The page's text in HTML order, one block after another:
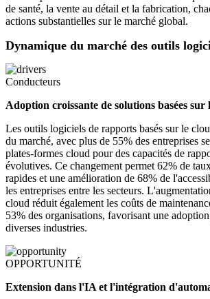
de santé, la vente au détail et la fabrication,
actions substantielles sur le marché global.
Dynamique du marché des outils
Conducteurs
Adoption croissante de solutions basées sur
Les outils logiciels de rapports basés sur le
du marché, avec plus de 55% des entreprises
plates-formes cloud pour des capacités de
évolutives. Ce changement permet 62% de
rapides et une amélioration de 68% de
les entreprises entre les secteurs.
cloud réduit également les coûts de
53% des organisations, favorisant une
diverses industries.
OPPORTUNITÉ
Extension dans l'IA et l'intégration